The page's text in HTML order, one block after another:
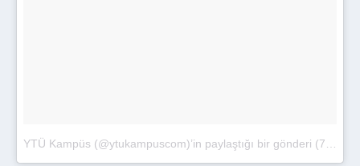
YTÜ Kampüs (@ytukampuscom)’in paylaştığı bir gönderi (7 Eki 2017, 11:54 PDT